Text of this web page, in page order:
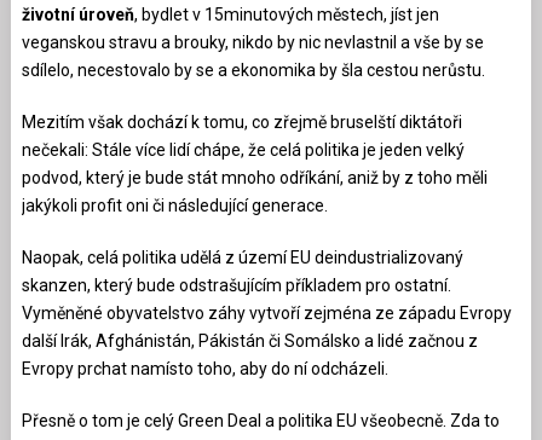
životní úroveň, bydlet v 15minutových městech, jíst jen
veganskou stravu a brouky, nikdo by nic nevlastnil a vše by se
sdílelo, necestovalo by se a ekonomika by šla cestou nerůstu.
Mezitím však dochází k tomu, co zřejmě bruselští diktátoři
nečekali: Stále více lidí chápe, že celá politika je jeden velký
podvod, který je bude stát mnoho odříkání, aniž by z toho měli
jakýkoli profit oni či následující generace.
Naopak, celá politika udělá z území EU deindustrializovaný
skanzen, který bude odstrašujícím příkladem pro ostatní.
Vyměněné obyvatelstvo záhy vytvoří zejména ze západu Evropy
další Irák, Afghánistán, Pákistán či Somálsko a lidé začnou z
Evropy prchat namísto toho, aby do ní odcházeli.
Přesně o tom je celý Green Deal a politika EU všeobecně. Zda to